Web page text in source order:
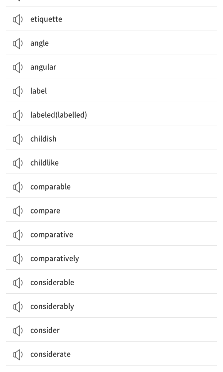
etiquette
angle
angular
label
labeled(labelled)
childish
childlike
comparable
compare
comparative
comparatively
considerable
considerably
consider
considerate